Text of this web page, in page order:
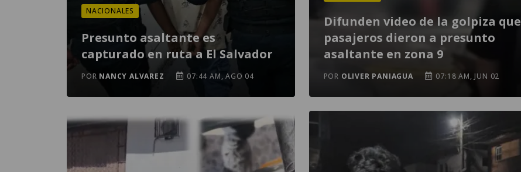
NACIONALES
Presunto asaltante es
capturado en ruta a El Salvador
POR NANCY ALVAREZ 07:44 AM, AGO 04
Difunden video de la golpiza que
pasajeros dieron a presunto
asaltante en zona 9
POR OLIVER PANIAGUA 07:18 AM, JUN 02